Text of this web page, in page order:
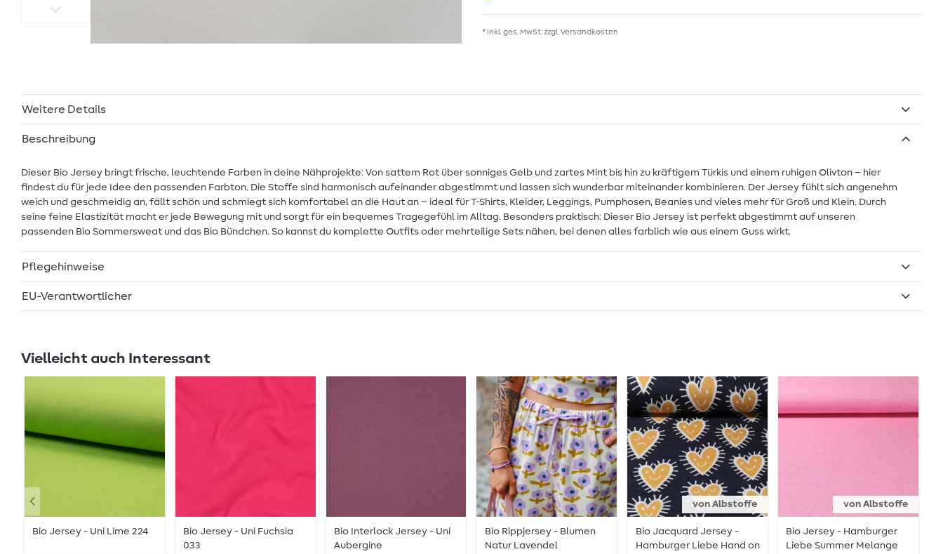
* inkl. ges. MwSt. zzgl.Versandkosten
Weitere Details
Beschreibung
Dieser Bio Jersey bringt frische, leuchtende Farben in deine Nähprojekte: Von sattem Rot über sonniges Gelb und zartes Mint bis hin zu kräftigem Türkis und einem ruhigen Olivton – hier
findest du für jede Idee den passenden Farbton. Die Stoffe sind harmonisch aufeinander abgestimmt und lassen sich wunderbar miteinander kombinieren. Der Jersey fühlt sich angenehm
weich und geschmeidig an, fällt schön und schmiegt sich komfortabel an die Haut an – ideal für T-Shirts, Kleider, Leggings, Pumphosen, Beanies und vieles mehr für Groß und Klein. Durch
seine feine Elastizität macht er jede Bewegung mit und sorgt für ein bequemes Tragegefühl im Alltag. Besonders praktisch: Dieser Bio Jersey ist perfekt abgestimmt auf unseren
passenden Bio Sommersweat und das Bio Bündchen. So kannst du komplette Outfits oder mehrteilige Sets nähen, bei denen alles farblich wie aus einem Guss wirkt.
Pflegehinweise
EU-Verantwortlicher
Vielleicht auch Interessant
Bio Jersey - Uni Lime 224
Bio Jersey - Uni Fuchsia
033
Bio Interlock Jersey - Uni
Aubergine
Bio Rippjersey - Blumen
Natur Lavendel
von Albstoffe
Bio Jacquard Jersey -
Hamburger Liebe Hand on
von Albstoffe
Bio Jersey - Hamburger
Liebe Summer Melange